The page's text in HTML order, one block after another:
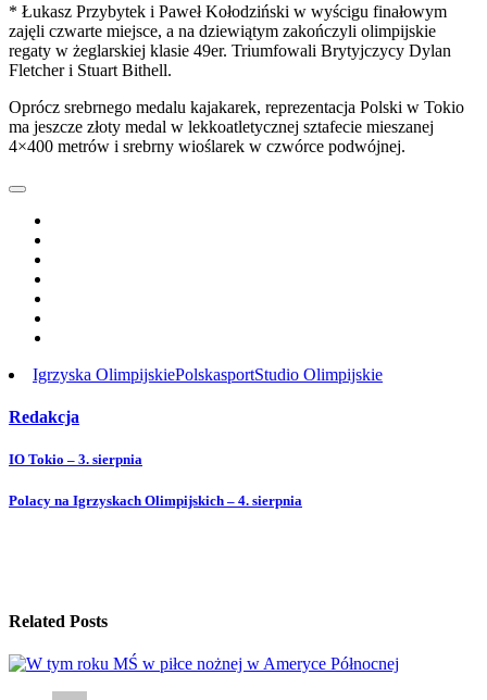
* Łukasz Przybytek i Paweł Kołodziński w wyścigu finałowym
zajęli czwarte miejsce, a na dziewiątym zakończyli olimpijskie
regaty w żeglarskiej klasie 49er. Triumfowali Brytyjczycy Dylan
Fletcher i Stuart Bithell.
Oprócz srebrnego medalu kajakarek, reprezentacja Polski w Tokio
ma jeszcze złoty medal w lekkoatletycznej sztafecie mieszanej
4×400 metrów i srebrny wioślarek w czwórce podwójnej.
Igrzyska OlimpijskiePolskasportStudio Olimpijskie
Redakcja
IO Tokio – 3. sierpnia
Polacy na Igrzyskach Olimpijskich – 4. sierpnia
Related Posts